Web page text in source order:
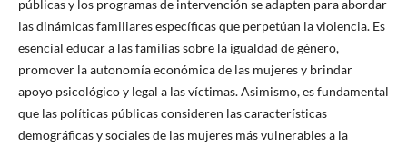
públicas y los programas de intervención se adapten para abordar
las dinámicas familiares específicas que perpetúan la violencia. Es
esencial educar a las familias sobre la igualdad de género,
promover la autonomía económica de las mujeres y brindar
apoyo psicológico y legal a las víctimas. Asimismo, es fundamental
que las políticas públicas consideren las características
demográficas y sociales de las mujeres más vulnerables a la